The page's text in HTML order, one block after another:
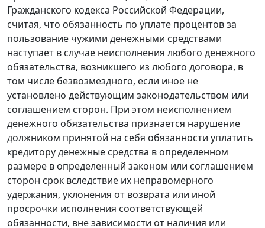
Гражданского кодекса Российской Федерации,
считая, что обязанность по уплате процентов за
пользование чужими денежными средствами
наступает в случае неисполнения любого денежного
обязательства, возникшего из любого договора, в
том числе безвозмездного, если иное не
установлено действующим законодательством или
соглашением сторон. При этом неисполнением
денежного обязательства признается нарушение
должником принятой на себя обязанности уплатить
кредитору денежные средства в определенном
размере в определенный законом или соглашением
сторон срок вследствие их неправомерного
удержания, уклонения от возврата или иной
просрочки исполнения соответствующей
обязанности, вне зависимости от наличия или